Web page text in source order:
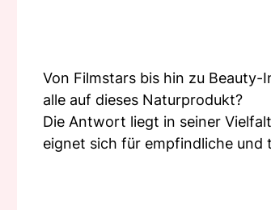
Von Filmstars bis hin zu
alle auf dieses Naturprodukt?
Die Antwort liegt in seiner
eignet sich für empfindliche und